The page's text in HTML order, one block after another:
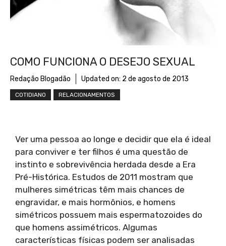
COMO FUNCIONA O DESEJO SEXUAL
Redação Blogadão Updated on: 2 de agosto de 2013
COTIDIANO RELACIONAMENTOS
Ver uma pessoa ao longe e decidir que ela é ideal
para conviver e ter filhos é uma questão de
instinto e sobrevivência herdada desde a Era
Pré-Histórica. Estudos de 2011 mostram que
mulheres simétricas têm mais chances de
engravidar, e mais hormônios, e homens
simétricos possuem mais espermatozoides do
que homens assimétricos. Algumas
características físicas podem ser analisadas